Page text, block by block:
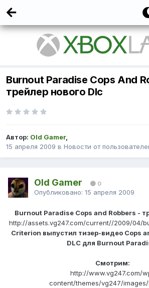
Burnout Paradise Cops And
трейлер нового Dlc
Автор: Old Gamer,
15 апреля 2009 в Новости от
Old Gamer 0
Опубликовано: 15 апреля 2009
Burnout Paradise Cops and Robbers -
http://assets.vg247.com/current//2009/04/
Criterion выпустил тизер-видео Cops
DLC для Burnout
Смотрим:
http://www.vg247.com/
content/themes/vg247/